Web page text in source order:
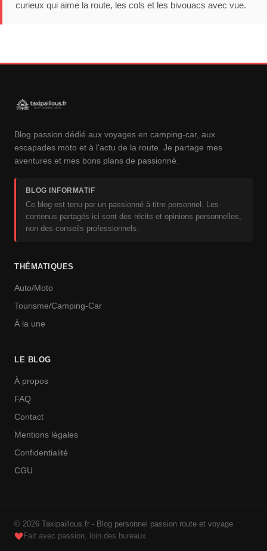
curieux qui aime la route, les cols et les bivouacs avec vue.
Blog passion dédié aux voyages en camping-car, aux
escapades moto et à l'actu de la route. Je partage mes
aventures et mes bons plans de passionné.
BLOG INFORMATIF
Ce blog est tenu par un passionné à titre personnel. Les
contenus partagés ici sont des récits et opinions personnelles,
non des conseils professionnels.
THÉMATIQUES
Auto/Moto
Tourisme/Camping-Car
À la une
LE BLOG
À propos
FAQ
Contact
Mentions légales
Confidentialité
CGU
© 2026 Taxipaillous.fr - Blog personnel passion route et voyage
Fait avec passion, loin des bureaux